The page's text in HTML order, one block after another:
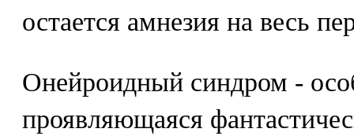
остается амнезия на весь
Онейроидный синдром -
проявляющаяся